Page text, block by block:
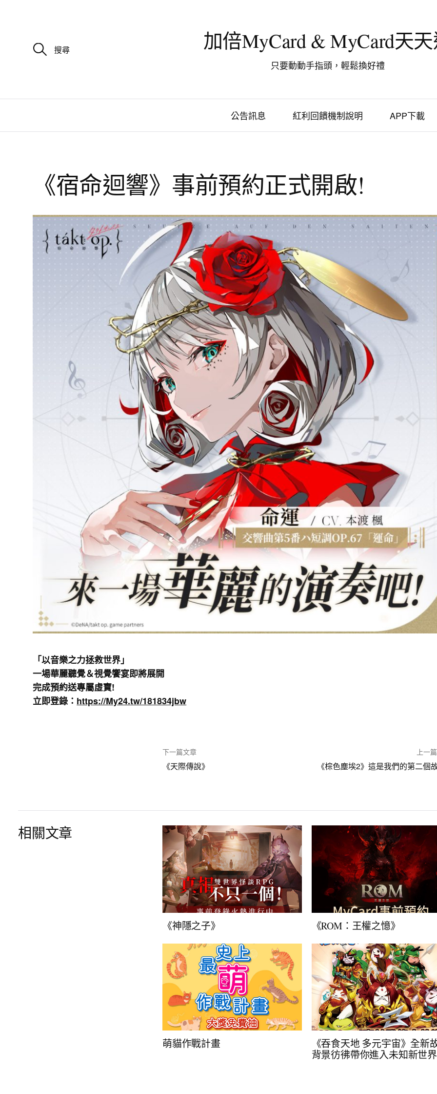
搜
尋 加倍MyCard & MyCard天
只要動動手指頭，輕鬆換好禮
公告訊息 紅利回饋機制說明 APP下載
《宿命迴響》事前預約正式開啟!
「以音樂之力拯救世界」
一場華麗聽覺＆視覺饗宴即將展開
完成預約送專屬虛寶!
立即登錄： https://My24.tw/181834jbw
下一篇文章
《天際傳說》
上一
《棕色塵埃2》這是我們的第二個
相關文章
《神隱之子》 《ROM：王權之憶》
萌貓作戰計畫
《吞食天地 多元宇宙》全新
背景彷彿帶你進入未知新世